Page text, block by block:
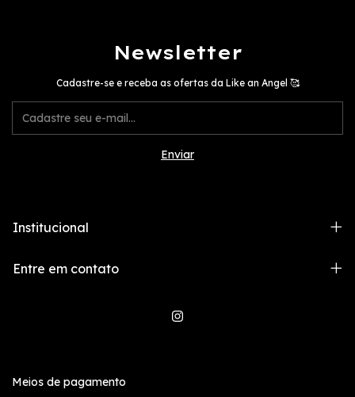
Newsletter
Cadastre-se e receba as ofertas da Like an Angel 🥰
Institucional
Entre em contato
Meios de pagamento